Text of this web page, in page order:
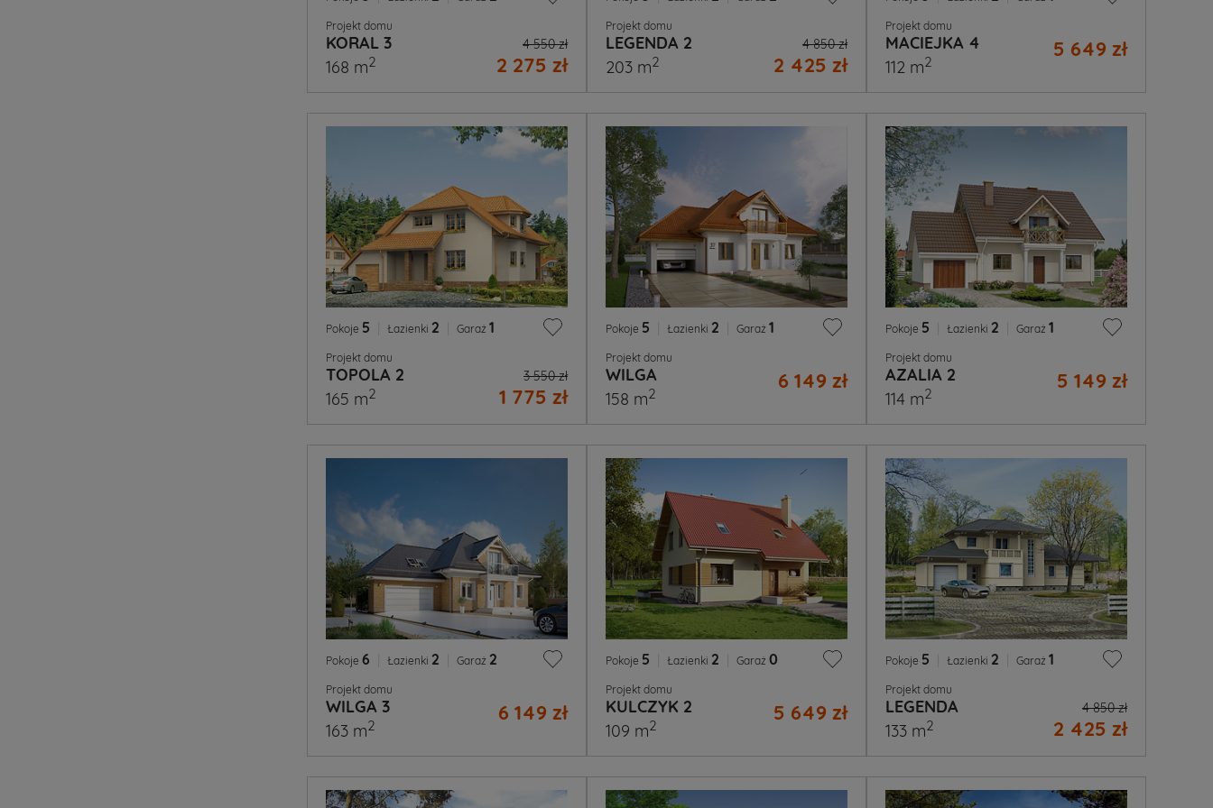
Projekt domu
KORAL 3 4 550 zł
2 275 zł
168 m2
Projekt domu
LEGENDA 2 4 850 zł
2 425 zł
203 m2
Projekt domu
MACIEJKA 4 5 649 zł
112 m2
Pokoje 5 Łazienki 2 Garaż 1
Projekt domu
TOPOLA 2 3 550 zł
1 775 zł
165 m2
Pokoje 5 Łazienki 2 Garaż 1
Projekt domu
WILGA 6 149 zł
158 m2
Pokoje 5 Łazienki 2 Garaż 1
Projekt domu
AZALIA 2 5 149 zł
114 m2
Pokoje 6 Łazienki 2 Garaż 2
Projekt domu
WILGA 3 6 149 zł
163 m2
Pokoje 5 Łazienki 2 Garaż 0
Projekt domu
KULCZYK 2 5 649 zł
109 m2
Pokoje 5 Łazienki 2 Garaż 1
Projekt domu
LEGENDA 4 850 zł
2 425 zł
133 m2